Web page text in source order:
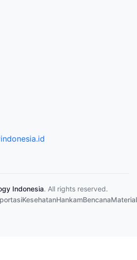
Indonesia. All rights reserved.
KesehatanHankamBencanaMaterial